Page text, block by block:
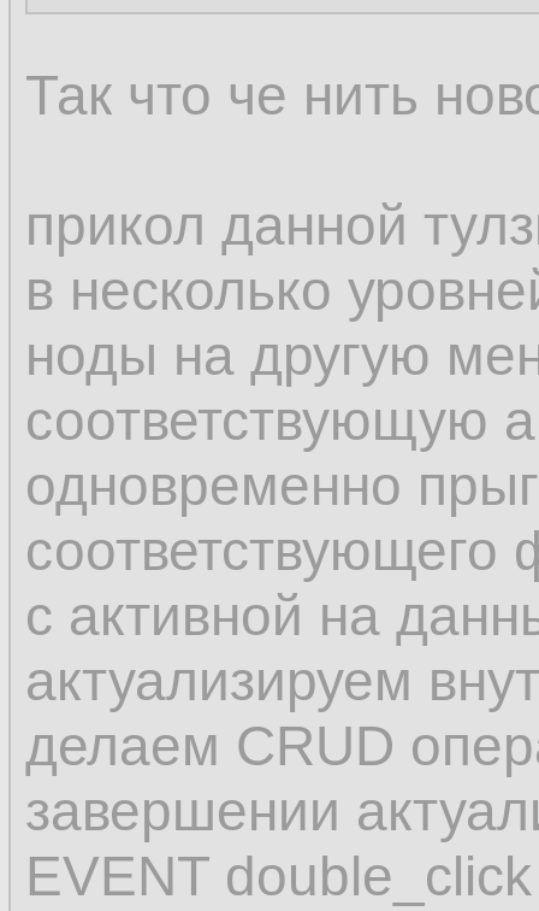
Так что че нить
прикол данной
в несколько
ноды на другую
соответствующую
одновременно
с активной на
актуализируем
делаем CRUD
завершении
EVENT